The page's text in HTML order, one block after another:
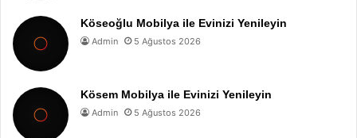
Köseoğlu Mobilya ile Evinizi Yenileyin
Admin 5 Ağustos 2026
Kösem Mobilya ile Evinizi Yenileyin
Admin 5 Ağustos 2026